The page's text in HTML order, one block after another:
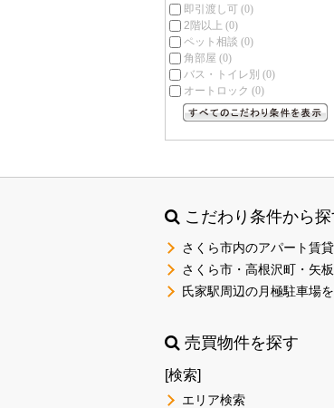
即引渡し可 (0)
2階以上 (0)
ペット相談 (0)
角部屋 (0)
バス・トイレ別 (0)
オートロック (0)
こだわり条件から探
さくら市内のアパート賃
さくら市・高根沢町・矢
氏家駅周辺の月極駐車場
売買物件を探す
[検索]
エリア検索